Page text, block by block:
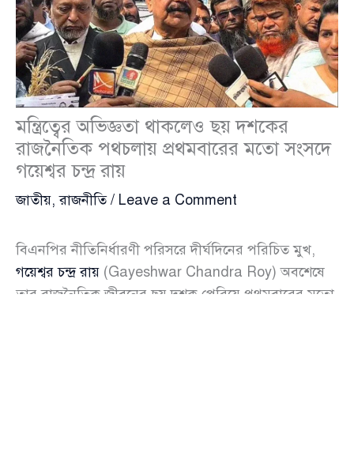
মন্ত্রিত্বের অভিজ্ঞতা থাকলেও ছয় দশকের
রাজনৈতিক পথচলায় প্রথমবারের মতো সংসদে
গয়েশ্বর চন্দ্র রায়
জাতীয়,রাজনীতি/ Leave a Comment
বিএনপির নীতিনির্ধারণী পরিসরে দীর্ঘদিনের পরিচিত মুখ,
গয়েশ্বর চন্দ্র রায় (Gayeshwar Chandra Roy) অবশেষে
তার রাজনৈতিক জীবনের ছয় দশক পেরিয়ে প্রথমবারের মতো